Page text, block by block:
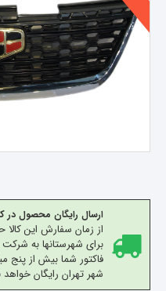
ارسال رایگان محصول در کمتر
برای شهرستانها به
فاکتور شما بیش از پنج
شهر تهران رایگان خواهد